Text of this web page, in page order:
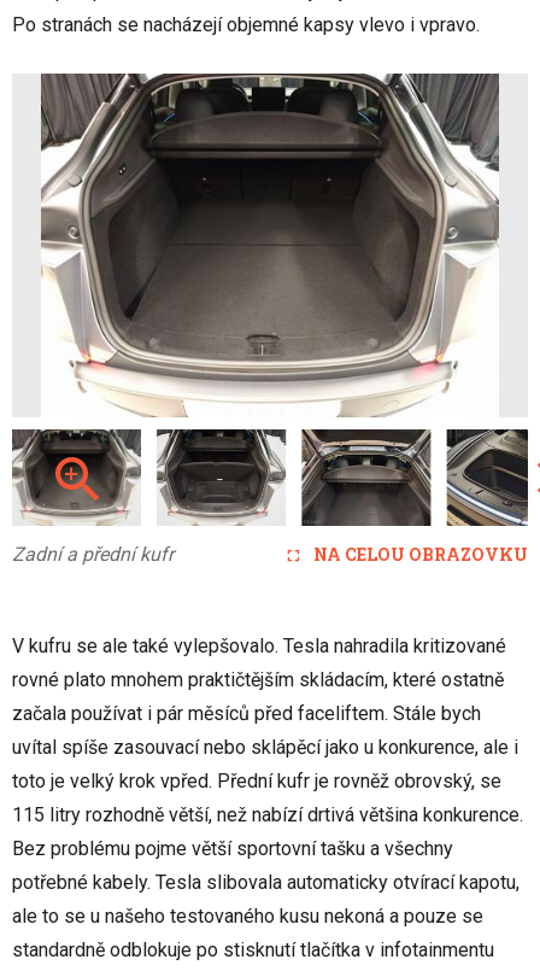
Po stranách se nacházejí objemné kapsy vlevo i vpravo.
NA CELOU OBRAZOVKU
Zadní a přední kufr
V kufru se ale také vylepšovalo. Tesla nahradila kritizované
rovné plato mnohem praktičtějším skládacím, které ostatně
začala používat i pár měsíců před faceliftem. Stále bych
uvítal spíše zasouvací nebo sklápěcí jako u konkurence, ale i
toto je velký krok vpřed. Přední kufr je rovněž obrovský, se
115 litry rozhodně větší, než nabízí drtivá většina konkurence.
Bez problému pojme větší sportovní tašku a všechny
potřebné kabely. Tesla slibovala automaticky otvírací kapotu,
ale to se u našeho testovaného kusu nekoná a pouze se
standardně odblokuje po stisknutí tlačítka v infotainmentu